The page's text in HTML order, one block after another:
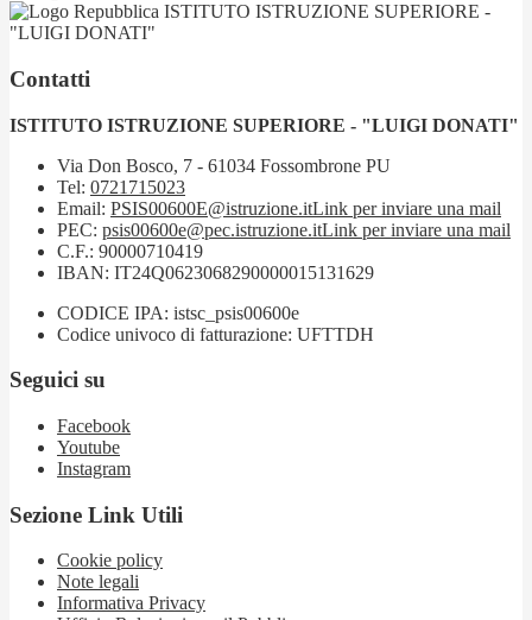
ISTITUTO ISTRUZIONE SUPERIORE -
"LUIGI DONATI"
Contatti
ISTITUTO ISTRUZIONE SUPERIORE - "LUIGI DONATI"
Via Don Bosco, 7 - 61034 Fossombrone PU
Tel: 0721715023
Email: PSIS00600E@istruzione.itLink per inviare una mail
PEC: psis00600e@pec.istruzione.itLink per inviare una mail
C.F.: 90000710419
IBAN: IT24Q0623068290000015131629
CODICE IPA: istsc_psis00600e
Codice univoco di fatturazione: UFTTDH
Seguici su
Facebook
Youtube
Instagram
Sezione Link Utili
Cookie policy
Note legali
Informativa Privacy